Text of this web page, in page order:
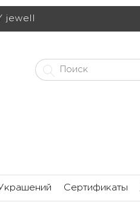
jewell
Сертификаты